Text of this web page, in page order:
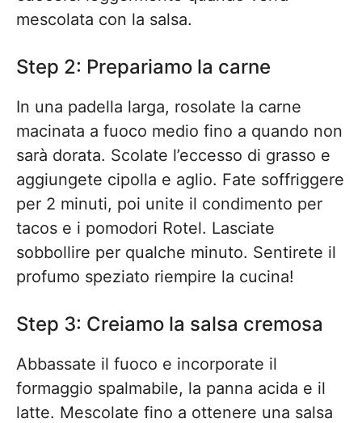
mescolata con la salsa.
Step 2: Prepariamo la carne
In una padella larga, rosolate la carne
macinata a fuoco medio fino a quando non
sarà dorata. Scolate l’eccesso di grasso e
aggiungete cipolla e aglio. Fate soffriggere
per 2 minuti, poi unite il condimento per
tacos e i pomodori Rotel. Lasciate
sobbollire per qualche minuto. Sentirete il
profumo speziato riempire la cucina!
Step 3: Creiamo la salsa cremosa
Abbassate il fuoco e incorporate il
formaggio spalmabile, la panna acida e il
latte. Mescolate fino a ottenere una salsa